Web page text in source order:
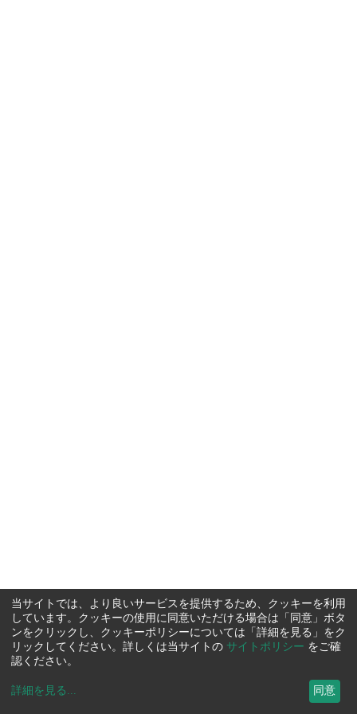
当サイトでは、より良いサービスを提供するため、クッキーを利用
しています。クッキーの使用に同意いただける場合は「同意」ボタ
ンをクリックし、クッキーポリシーについては「詳細を見る」をク
リックしてください。詳しくは当サイトの サイトポリシー をご確
認ください。
詳細を見る ... 同意